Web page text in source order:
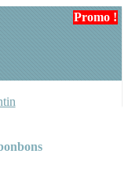
Promo !